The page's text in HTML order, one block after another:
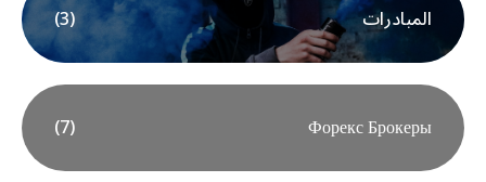
المبادرات (3)
Форекс Брокеры
(7)